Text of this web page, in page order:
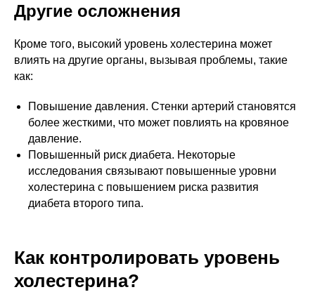
Другие осложнения
Кроме того, высокий уровень холестерина может
влиять на другие органы, вызывая проблемы, такие
как:
Повышение давления. Стенки артерий становятся
более жесткими, что может повлиять на кровяное
давление.
Повышенный риск диабета. Некоторые
исследования связывают повышенные уровни
холестерина с повышением риска развития
диабета второго типа.
Как контролировать уровень
холестерина?